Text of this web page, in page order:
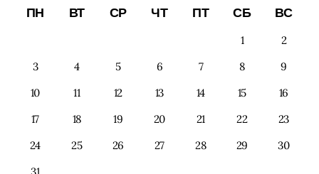
ПН ВТ СР ЧТ ПТ СБ ВС
1
2
3
4 5 6 7 8
9
10
11 12 13 14 15
16
17
18 19 20 21 22
23
24
25 26 27 28 29
30